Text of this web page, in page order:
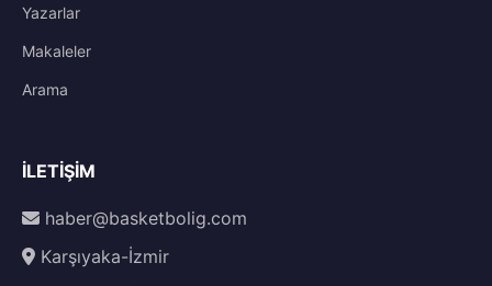
Yazarlar
Makaleler
Arama
İLETIŞIM
haber@basketbolig.com
Karşıyaka-İzmir